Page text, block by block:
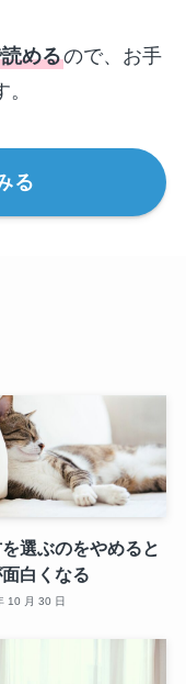
めるので、お手
る
選ぶのをやめると
白くなる
10 月 30 日